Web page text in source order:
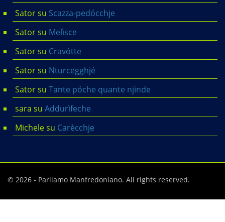
Satorsu Scazza-pedócchje
Satorsu Melìsce
Satorsu Cravótte
Satorsu Nturcegghjé
Satorsu Tante pöche quante njinde
sara su Addurìfeche
Michelesu Carècchje
© 2026 - Parliamo Manfredoniano. All rights reserved.